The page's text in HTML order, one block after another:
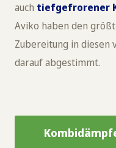
auch tiefgefrorener
Aviko haben den
Zubereitung in diesen
darauf abgestimmt.